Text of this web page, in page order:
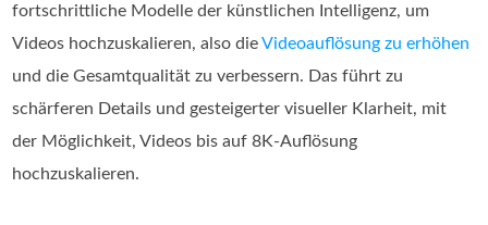
fortschrittliche Modelle der künstlichen Intelligenz, um
Videos hochzuskalieren, also dieVideoauflösung zu erhöhen
und die Gesamtqualität zu verbessern. Das führt zu
schärferen Details und gesteigerter visueller Klarheit, mit
der Möglichkeit, Videos bis auf 8K-Auflösung
hochzuskalieren.